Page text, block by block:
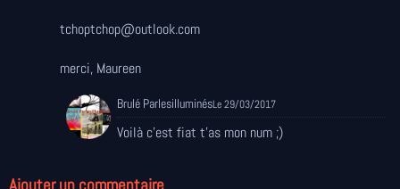
tchoptchop@outlook.com
merci, Maureen
Brulé ParlesilluminésLe 29/03/2017
Voilà c'est fiat t'as mon num ;)
Ajouter un commentaire